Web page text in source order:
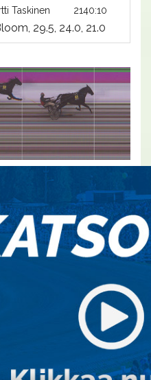
Taskinen 2140:10
29.5, 24.0, 21.0